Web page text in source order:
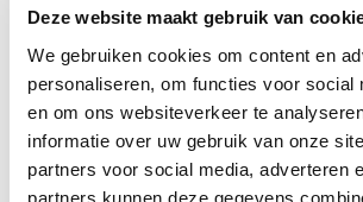
Deze website maakt gebruik van
We gebruiken cookies om content en
personaliseren, om functies voor social
en om ons websiteverkeer te
informatie over uw gebruik van onze
partners voor social media, adverteren
partners kunnen deze gegevens
In elke supermarkt en slijterij kun je kiezen
soorten wijn, afkomstig uit landen van over
uitgebreide assortiment hebben we te
eeuwenlange omgang met wijn. Onze liefde
alcoholische druivendrank is diepgeworteld
naar de Romeinse tijd. Om aan de grote
ontstond er in de zeventiende eeuw een